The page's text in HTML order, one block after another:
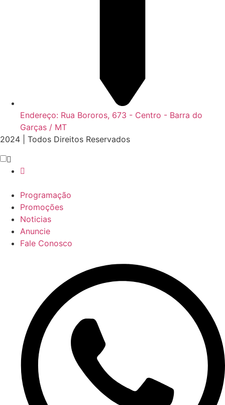
Endereço: Rua Bororos, 673 - Centro - Barra do
Garças / MT
2024 | Todos Direitos Reservados
Programação
Promoções
Noticias
Anuncie
Fale Conosco